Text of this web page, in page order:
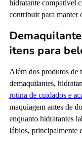
hidratante compatível
contribuir para manter
itens para
Além dos produtos de
demaquilantes,
rotina de cuidados e
maquiagem antes de
enquanto hidratantes
lábios, principalmente